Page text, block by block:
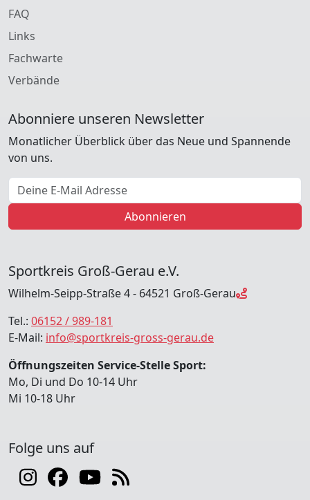
FAQ
Links
Fachwarte
Verbände
Abonniere unseren Newsletter
Monatlicher Überblick über das Neue und Spannende
von uns.
E-Mail Adresse
Abonnieren
Sportkreis Groß-Gerau e.V.
Wilhelm-Seipp-Straße 4 - 64521 Groß-Gerau
Tel.: 06152 / 989-181
E-Mail: info@sportkreis-gross-gerau.de
Öffnungszeiten Service-Stelle Sport:
Mo, Di und Do 10-14 Uhr
Mi 10-18 Uhr
Folge uns auf